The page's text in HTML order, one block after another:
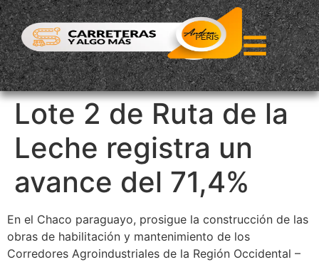
Lote 2 de Ruta de la
Leche registra un
avance del 71,4%
En el Chaco paraguayo, prosigue la construcción de las
obras de habilitación y mantenimiento de los
Corredores Agroindustriales de la Región Occidental –